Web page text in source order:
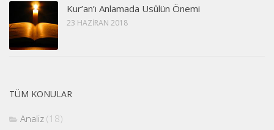
Kur’an’ı Anlamada Usûlün Önemi
23 HAZIRAN 2018
TÜM KONULAR
Analiz (18)